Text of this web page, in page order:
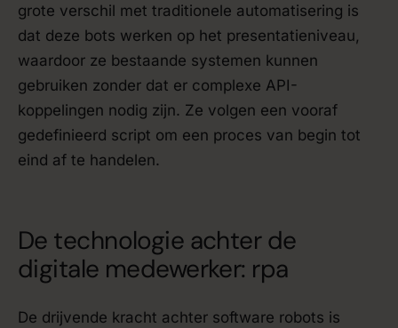
grote verschil met traditionele automatisering is
dat deze bots werken op het presentatieniveau,
waardoor ze bestaande systemen kunnen
gebruiken zonder dat er complexe API-
koppelingen nodig zijn. Ze volgen een vooraf
gedefinieerd script om een proces van begin tot
eind af te handelen.
De technologie achter de
digitale medewerker: rpa
De drijvende kracht achter software robots is